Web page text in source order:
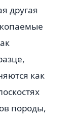
другая
как
породы,